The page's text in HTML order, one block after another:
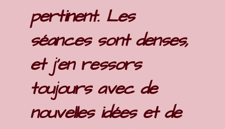
pertinent. Les
séances sont denses,
et j'en ressors
toujours avec de
nouvelles idées et de